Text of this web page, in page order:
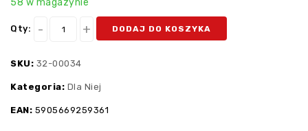
58 w magazynie
Qty: DODAJ DO KOSZYKA
SKU: 32-00034
Kategoria: Dla Niej
EAN: 5905669259361